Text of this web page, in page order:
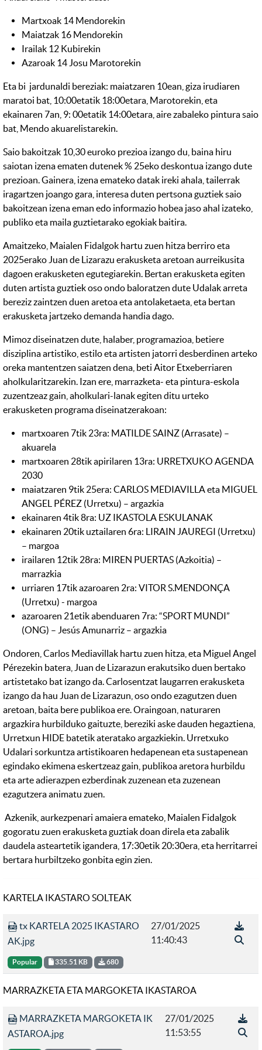
Martxoak 14 Mendorekin
Maiatzak 16 Mendorekin
Irailak 12 Kubirekin
Azaroak 14 Josu Marotorekin
Eta bi jardunaldi bereziak: maiatzaren 10ean, giza irudiaren
maratoi bat, 10:00etatik 18:00etara, Marotorekin, eta
ekainaren 7an, 9: 00etatik 14:00etara, aire zabaleko pintura saio
bat, Mendo akuarelistarekin.
Saio bakoitzak 10,30 euroko prezioa izango du, baina hiru
saiotan izena ematen dutenek % 25eko deskontua izango dute
prezioan. Gainera, izena emateko datak ireki ahala, tailerrak
iragartzen joango gara, interesa duten pertsona guztiek saio
bakoitzean izena eman edo informazio hobea jaso ahal izateko,
publiko eta maila guztietarako egokiak baitira.
Amaitzeko, Maialen Fidalgok hartu zuen hitza berriro eta
2025erako Juan de Lizarazu erakusketa aretoan aurreikusita
dagoen erakusketen egutegiarekin. Bertan erakusketa egiten
duten artista guztiek oso ondo baloratzen dute Udalak arreta
bereziz zaintzen duen aretoa eta antolaketaeta, eta bertan
erakusketa jartzeko demanda handia dago.
Mimoz diseinatzen dute, halaber, programazioa, betiere
disziplina artistiko, estilo eta artisten jatorri desberdinen arteko
oreka mantentzen saiatzen dena, beti Aitor Etxeberriaren
aholkularitzarekin. Izan ere, marrazketa- eta pintura-eskola
zuzentzeaz gain, aholkulari-lanak egiten ditu urteko
erakusketen programa diseinatzerakoan:
martxoaren 7tik 23ra: MATILDE SAINZ (Arrasate) –
akuarela
martxoaren 28tik apirilaren 13ra: URRETXUKO AGENDA
2030
maiatzaren 9tik 25era: CARLOS MEDIAVILLA eta MIGUEL
ANGEL PÉREZ (Urretxu) – argazkia
ekainaren 4tik 8ra: UZ IKASTOLA ESKULANAK
ekainaren 20tik uztailaren 6ra: LIRAIN JAUREGI (Urretxu)
– margoa
irailaren 12tik 28ra: MIREN PUERTAS (Azkoitia) –
marrazkia
urriaren 17tik azaroaren 2ra: VITOR S.MENDONÇA
(Urretxu) - margoa
azaroaren 21etik abenduaren 7ra: “SPORT MUNDI”
(ONG) – Jesús Amunarriz – argazkia
Ondoren, Carlos Mediavillak hartu zuen hitza, eta Miguel Angel
Pérezekin batera, Juan de Lizarazun erakutsiko duen bertako
artistetako bat izango da. Carlosentzat laugarren erakusketa
izango da hau Juan de Lizarazun, oso ondo ezagutzen duen
aretoan, baita bere publikoa ere. Oraingoan, naturaren
argazkira hurbilduko gaituzte, bereziki aske dauden hegaztiena,
Urretxun HIDE batetik ateratako argazkiekin. Urretxuko
Udalari sorkuntza artistikoaren hedapenean eta sustapenean
egindako ekimena eskertzeaz gain, publikoa aretora hurbildu
eta arte adierazpen ezberdinak zuzenean eta zuzenean
ezagutzera animatu zuen.
Azkenik, aurkezpenari amaiera emateko, Maialen Fidalgok
gogoratu zuen erakusketa guztiak doan direla eta zabalik
daudela asteartetik igandera, 17:30etik 20:30era, eta herritarrei
bertara hurbiltzeko gonbita egin zien.
KARTELA IKASTARO SOLTEAK
tx KARTELA 2025 IKASTARO
AK.jpg
Popular 335.51 KB 680
27/01/2025
11:40:43
MARRAZKETA ETA MARGOKETA IKASTAROA
MARRAZKETA MARGOKETA IK
ASTAROA.jpg
27/01/2025
11:53:55